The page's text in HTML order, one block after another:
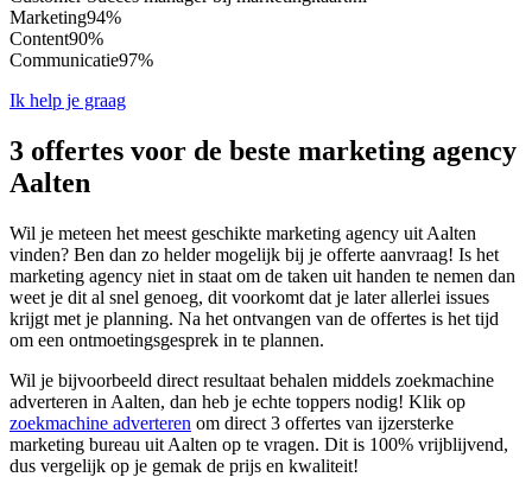
Marketing94%
Content90%
Communicatie97%
Ik help je graag
3 offertes voor de beste marketing agency
Aalten
Wil je meteen het meest geschikte marketing agency uit Aalten
vinden? Ben dan zo helder mogelijk bij je offerte aanvraag! Is het
marketing agency niet in staat om de taken uit handen te nemen dan
weet je dit al snel genoeg, dit voorkomt dat je later allerlei issues
krijgt met je planning. Na het ontvangen van de offertes is het tijd
om een ontmoetingsgesprek in te plannen.
Wil je bijvoorbeeld direct resultaat behalen middels zoekmachine
adverteren in Aalten, dan heb je echte toppers nodig! Klik op
zoekmachine adverteren om direct 3 offertes van ijzersterke
marketing bureau uit Aalten op te vragen. Dit is 100% vrijblijvend,
dus vergelijk op je gemak de prijs en kwaliteit!